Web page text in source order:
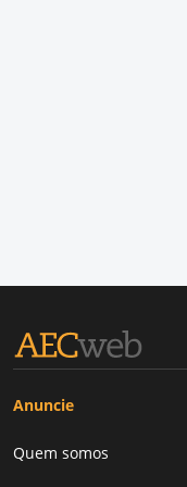
Anuncie
Quem somos